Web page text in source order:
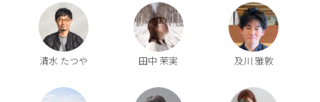
清水 たつや 田中 茉実 及川 雅敦